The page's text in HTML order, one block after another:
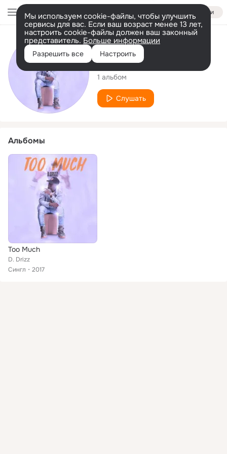
Войти
Мы используем cookie-файлы, чтобы улучшить
сервисы для вас. Если ваш возраст менее 13 лет,
настроить cookie-файлы должен ваш законный
представитель. Больше информации
Разрешить все Настроить
Исполнитель
D. Drizz
1 альбом
Слушать
Альбомы
Too Much
D. Drizz
Сингл
2017